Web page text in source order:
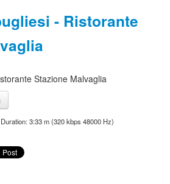
- Ristorante
Stazione Malvaglia
3:33 m (320 kbps 48000 Hz)